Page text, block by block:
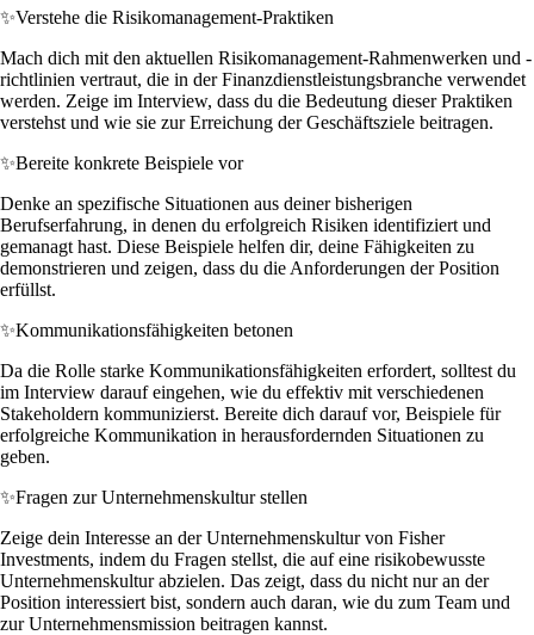
✨Verstehe die Risikomanagement-Praktiken
Mach dich mit den aktuellen Risikomanagement-Rahmenwerken und -
richtlinien vertraut, die in der Finanzdienstleistungsbranche verwendet
werden. Zeige im Interview, dass du die Bedeutung dieser Praktiken
verstehst und wie sie zur Erreichung der Geschäftsziele beitragen.
✨Bereite konkrete Beispiele vor
Denke an spezifische Situationen aus deiner bisherigen
Berufserfahrung, in denen du erfolgreich Risiken identifiziert und
gemanagt hast. Diese Beispiele helfen dir, deine Fähigkeiten zu
demonstrieren und zeigen, dass du die Anforderungen der Position
erfüllst.
✨Kommunikationsfähigkeiten betonen
Da die Rolle starke Kommunikationsfähigkeiten erfordert, solltest du
im Interview darauf eingehen, wie du effektiv mit verschiedenen
Stakeholdern kommunizierst. Bereite dich darauf vor, Beispiele für
erfolgreiche Kommunikation in herausfordernden Situationen zu
geben.
✨Fragen zur Unternehmenskultur stellen
Zeige dein Interesse an der Unternehmenskultur von Fisher
Investments, indem du Fragen stellst, die auf eine risikobewusste
Unternehmenskultur abzielen. Das zeigt, dass du nicht nur an der
Position interessiert bist, sondern auch daran, wie du zum Team und
zur Unternehmensmission beitragen kannst.